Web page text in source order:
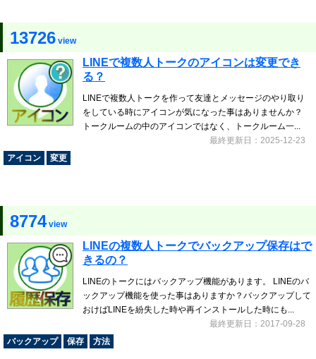
13726 view
LINEで複数人トークのアイコンは変更でき
る？
LINEで複数人トークを作って友達とメッセージのやり取り
をしている時にアイコンが気になった事はありませんか？
トークルームの中のアイコンではなく、トークルーム一...
最終更新日：2025-12-23
アイコン
変更
8774view
LINEの複数人トークでバックアップ保存はで
きるの？
LINEのトークにはバックアップ機能があります。 LINEのバ
ックアップ機能を使った事はありますか？バックアップして
おけばLINEを紛失した時や再インストールした時にも...
最終更新日：2017-09-28
バックアップ
保存 方法